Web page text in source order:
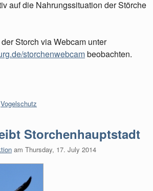
auf die Nahrungssituation der Störche
Storch via Webcam unter
storchenwebcambeobachten.
Vogelschutz
Storchenhauptstadt
am Thursday, 17. July 2014